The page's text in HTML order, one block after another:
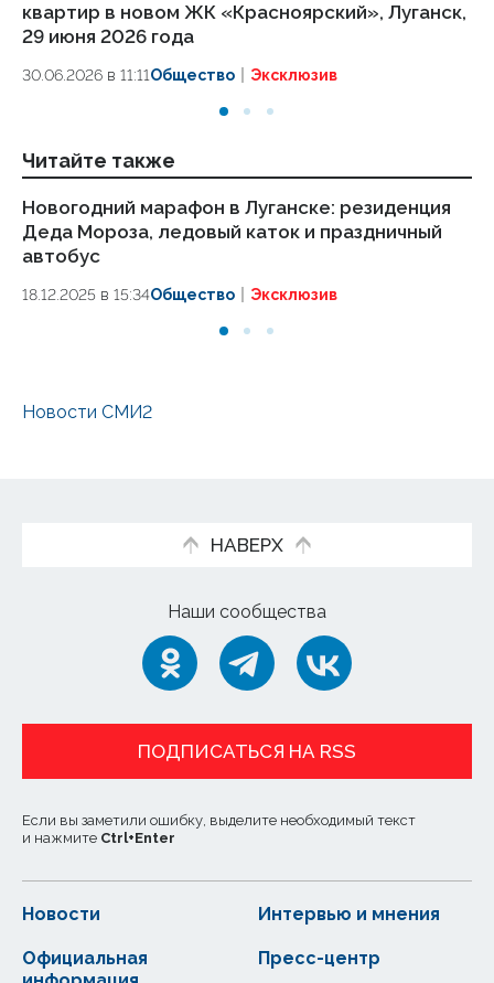
квартир в новом ЖК «Красноярский», Луганск,
29 июня 2026 года
30.06.2026 в 11:11Общество Эксклюзив
Читайте также
Новогодний марафон в Луганске: резиденция
Деда Мороза, ледовый каток и праздничный
автобус
18.12.2025 в 15:34Общество Эксклюзив
Новости СМИ2
НАВЕРХ
Наши сообщества
ПОДПИСАТЬСЯ НА RSS
Если вы заметили ошибку, выделите необходимый текст
и нажмите Ctrl+Enter
Новости
Официальная
Интервью и мнения
Пресс-центр